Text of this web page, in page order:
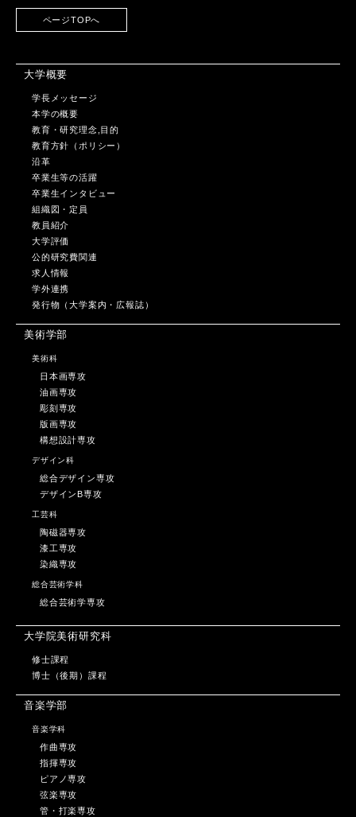
ページTOPへ
大学概要
学長メッセージ
本学の概要
教育・研究理念,目的
教育方針（ポリシー）
沿革
卒業生等の活躍
卒業生インタビュー
組織図・定員
教員紹介
大学評価
公的研究費関連
求人情報
学外連携
発行物（大学案内・広報誌）
美術学部
美術科
日本画専攻
油画専攻
彫刻専攻
版画専攻
構想設計専攻
デザイン科
総合デザイン専攻
デザインB専攻
工芸科
陶磁器専攻
漆工専攻
染織専攻
総合芸術学科
総合芸術学専攻
大学院美術研究科
修士課程
博士（後期）課程
音楽学部
音楽学科
作曲専攻
指揮専攻
ピアノ専攻
弦楽専攻
管・打楽専攻